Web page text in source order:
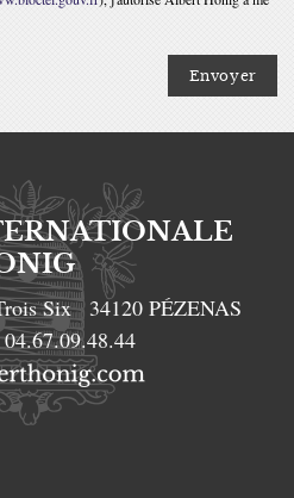
Six 34120 PÉZENAS